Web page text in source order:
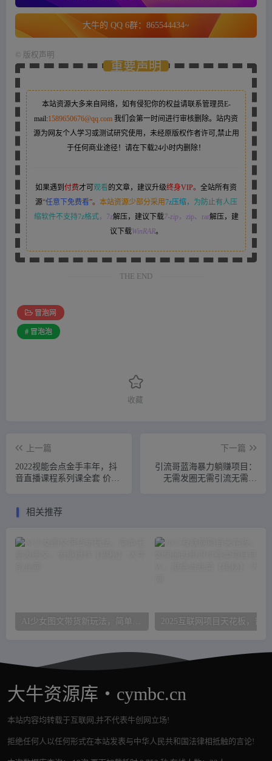
大牛的 QQ 6群：865544434~
版权声明
重要声明
本站资源大多来自网络，如有侵犯你的权益请联系管理员E-
mail:1589650676@qq.com 我们会第一时间进行审核删除。站内资
源为网友个人学习或测试研究使用，未经原版权作者许可,禁止用
于任何商业途径！请在下载24小时内删除！
如果遇到 付费才可 观看 的文章，建议升级终身VIP。 全站所有资
源“任意下免费看”。 本站资源少部分采用7z压缩，
为防止有人压
缩软件不支持7z格式，7z解压，建议下载7-zip，zip、rar解压，建
议下载WinRAR。
THE END
冒泡网
# 冒泡泡
收藏
上一篇
2022视能会点金手丰年，抖
音直播课程系列课全套 价值
下一篇
引流哥蓝海暴力躺赚项目：
无需发圈无需引流无需售
相关推荐
大牛资源库・cymbc.cn
本站内容均转载于互联网,并不代表牛创网立场!
拒绝任何人以任何形式在本站发表与中华人民共和国法律相抵触的言论!